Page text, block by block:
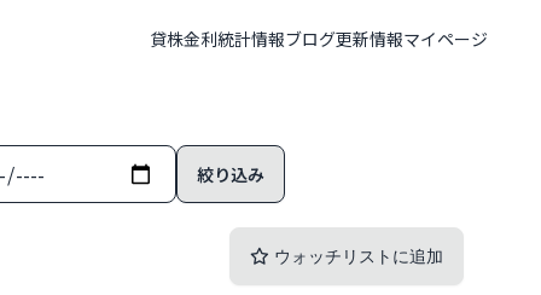
貸株金利統計情報ブログ更新情報マイページ
ウォッチリストに追加